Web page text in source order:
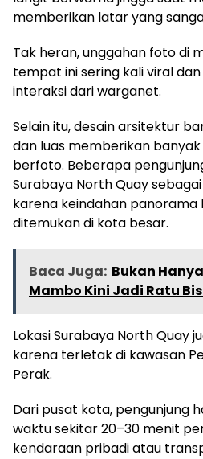
memberikan latar yang
Tak heran, unggahan foto di
tempat ini sering kali viral
interaksi dari warganet.
Selain itu, desain arsitektur
dan luas memberikan
berfoto. Beberapa
Surabaya North Quay
karena keindahan panorama
ditemukan di kota besar.
Baca Juga: Bukan
Mambo Kini Jadi Ratu
Lokasi Surabaya North Quay
karena terletak di kawasan
Perak.
Dari pusat kota, pengunjung
waktu sekitar 20–30 menit
kendaraan pribadi atau